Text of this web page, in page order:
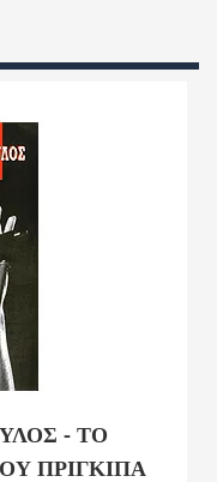
- ΤΟ
ΠΡΙΓΚΙΠΑ